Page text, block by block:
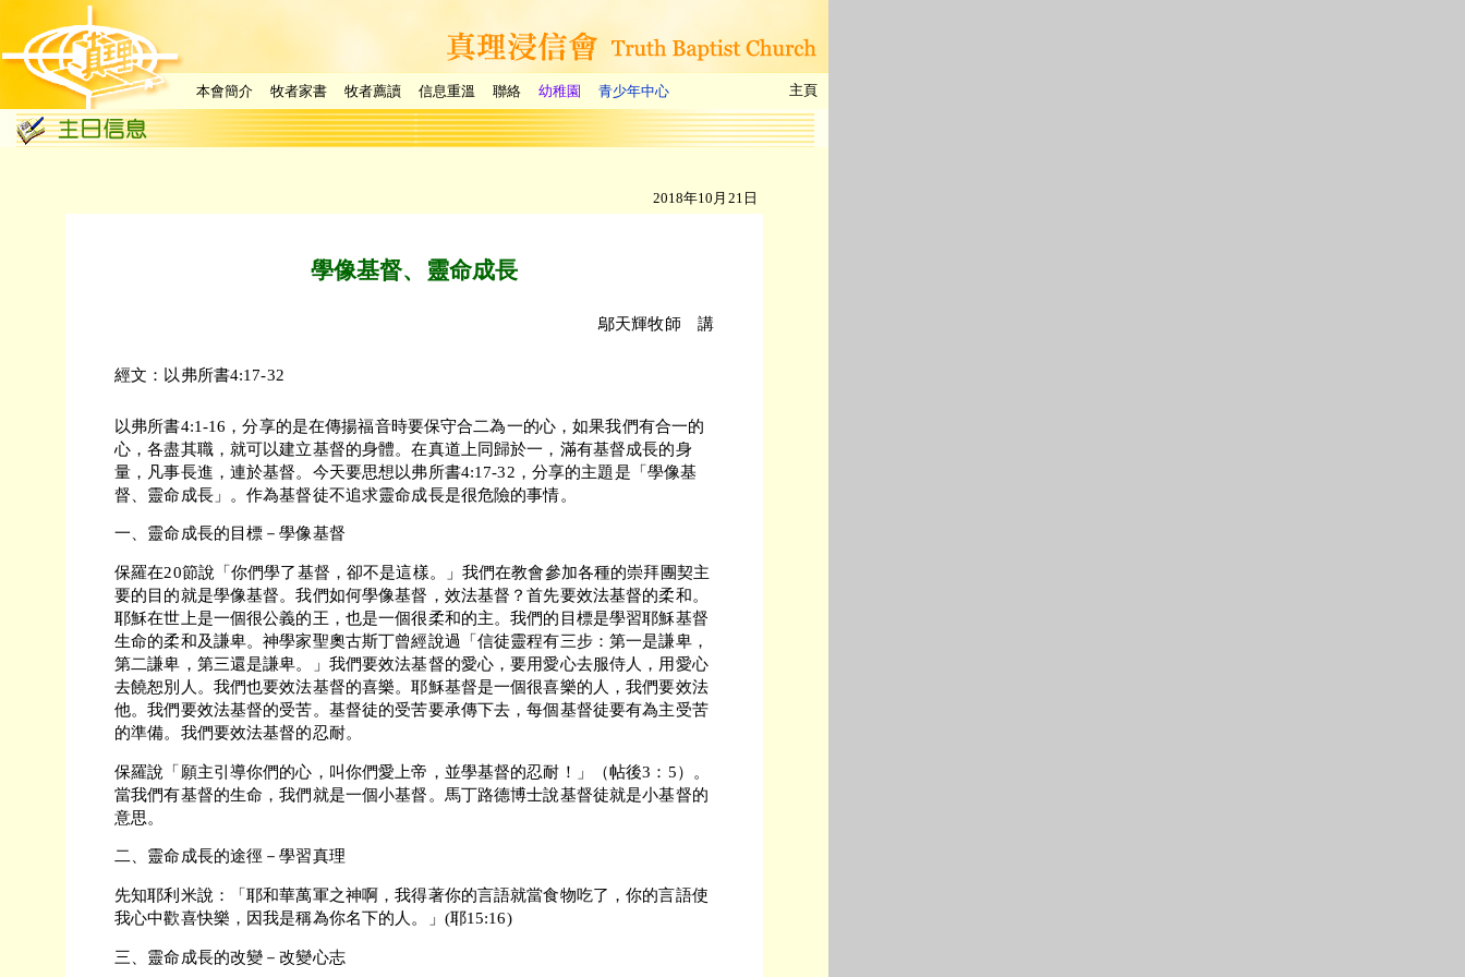
本會簡介 牧者家書 牧者薦讀 信息重溫 聯絡 幼稚園 青少年中心 主頁
2018年10月21日
學像基督、靈命成長
鄔天輝牧師 講
經文：以弗所書4:17-32
以弗所書4:1-16，分享的是在傳揚福音時要保守合二為一的心，如果我們有合一的
心，各盡其職，就可以建立基督的身體。在真道上同歸於一，滿有基督成長的身
量，凡事長進，連於基督。今天要思想以弗所書4:17-32，分享的主題是「學像基
督、靈命成長」。作為基督徒不追求靈命成長是很危險的事情。
一、靈命成長的目標－學像基督
保羅在20節說「你們學了基督，卻不是這樣。」我們在教會參加各種的崇拜團契主
要的目的就是學像基督。我們如何學像基督，效法基督？首先要效法基督的柔和。
耶穌在世上是一個很公義的王，也是一個很柔和的主。我們的目標是學習耶穌基督
生命的柔和及謙卑。神學家聖奧古斯丁曾經說過「信徒靈程有三步：第一是謙卑，
第二謙卑，第三還是謙卑。」我們要效法基督的愛心，要用愛心去服侍人，用愛心
去饒恕別人。我們也要效法基督的喜樂。耶穌基督是一個很喜樂的人，我們要效法
他。我們要效法基督的受苦。基督徒的受苦要承傳下去，每個基督徒要有為主受苦
的準備。我們要效法基督的忍耐。
保羅說「願主引導你們的心，叫你們愛上帝，並學基督的忍耐！」（帖後3：5）。
當我們有基督的生命，我們就是一個小基督。馬丁路德博士說基督徒就是小基督的
意思。
二、靈命成長的途徑－學習真理
先知耶利米說：「耶和華萬軍之神啊，我得著你的言語就當食物吃了，你的言語使
我心中歡喜快樂，因我是稱為你名下的人。」(耶15:16)
三、靈命成長的改變－改變心志